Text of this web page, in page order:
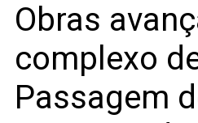
Obras
complexo
Passagem